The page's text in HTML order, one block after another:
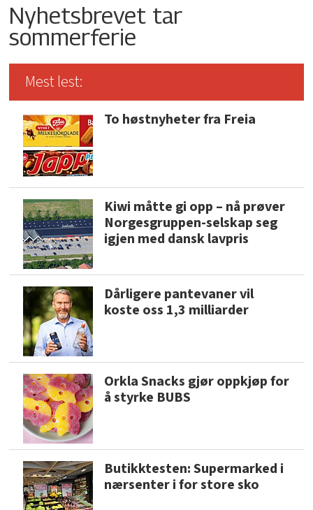
Nyhetsbrevet tar
sommerferie
Mest lest:
To høstnyheter fra Freia
Kiwi måtte gi opp – nå prøver
Norgesgruppen-selskap seg
igjen med dansk lavpris
Dårligere pantevaner vil
koste oss 1,3 milliarder
Orkla Snacks gjør oppkjøp for
å styrke BUBS
Butikktesten: Supermarked i
nærsenter i for store sko